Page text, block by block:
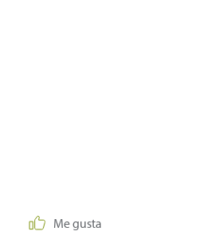
Me gusta